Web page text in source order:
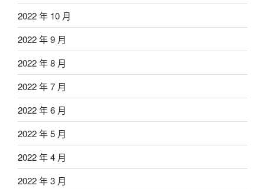
2022 年 10 月
2022 年 9 月
2022 年 8 月
2022 年 7 月
2022 年 6 月
2022 年 5 月
2022 年 4 月
2022 年 3 月